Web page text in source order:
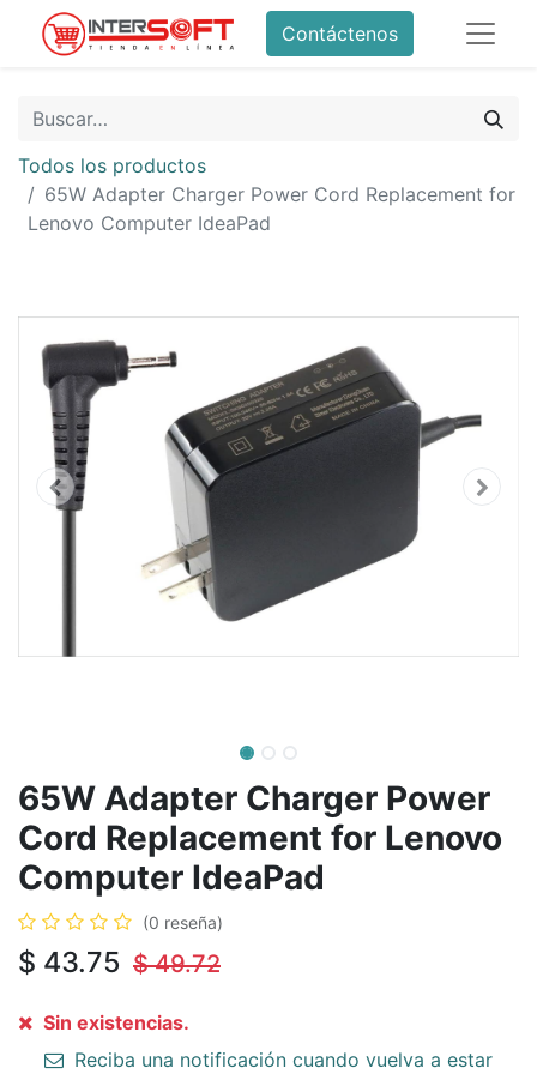
Contáctenos
Todos los productos
65W Adapter Charger Power Cord Replacement for
Lenovo Computer IdeaPad
65W Adapter Charger Power
Cord Replacement for Lenovo
Computer IdeaPad
(0 reseña)
$ 43.75 $49.72
Sin existencias.
Reciba una notificación cuando vuelva a estar